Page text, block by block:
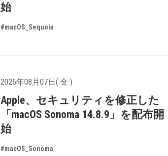
始
#macOS_Sequoia
2026年08月07日( 金 )
Apple、セキュリティを修正した
「macOS Sonoma 14.8.9」を配布開
始
#macOS_Sonoma